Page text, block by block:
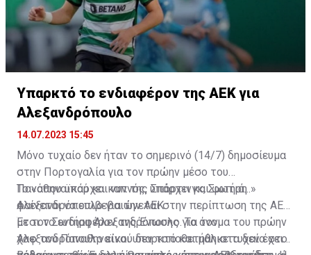
Υπαρκτό το ενδιαφέρον της ΑΕΚ για
Αλεξανδρόπουλο
14.07.2023 15:45
Μόνο τυχαίο δεν ήταν το σημερινό (14/7) δημοσίευμα
στην Πορτογαλία για τον πρώην μέσο του
Παναθηναϊκού και νυν της Σπόρτινγκ, Σωτήρη
Αλεξανδρόπουλο για την ΑΕΚ.
Το «όπου υπάρχει καπνός, υπάρχει και φωτιά...»
φαίνεται να επιβεβαιώνεται στην περίπτωση της ΑΕΚ
με τον Σωτήρη Αλεξανδρόπουλο. Το όνομα του πρώην
χαφ του Παναθηναϊκού δεν τοποθετήθηκε τυχαία στο
Έτσι το ενδιαφέρον της Ένωσης για τον
Αλεξανδρόπουλο είναι υπαρκτό και μάλιστα δεν έχει